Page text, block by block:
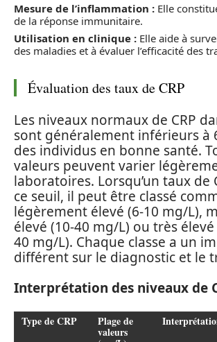
Mesure de l’inflammation : Elle
de la réponse immunitaire.
Utilisation en clinique : Elle aide à
des maladies et à évaluer l’efficacité des
Évaluation des taux de CRP
Les niveaux normaux de CRP
sont généralement inférieurs à
des individus en bonne santé.
valeurs peuvent varier
laboratoires. Lorsqu’un taux de
ce seuil, il peut être classé
légèrement élevé (6-10 mg/L),
élevé (10-40 mg/L) ou très
40 mg/L). Chaque classe a un
différent sur le diagnostic et le
Interprétation des niveaux de
Type de CRP Plage de
valeurs